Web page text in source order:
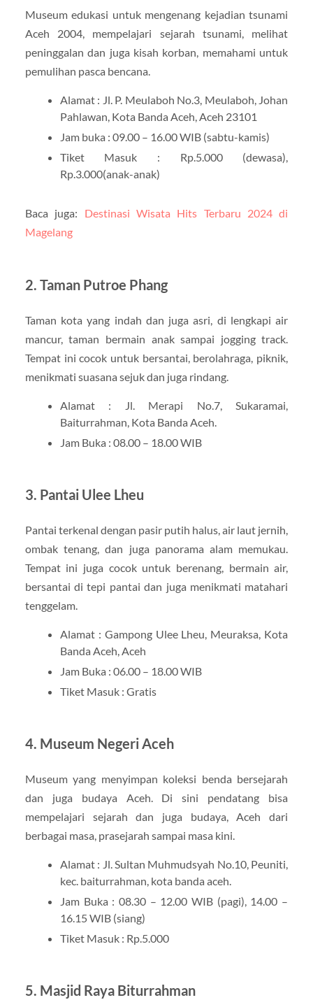
Museum edukasi untuk mengenang kejadian tsunami
Aceh 2004, mempelajari sejarah tsunami, melihat
peninggalan dan juga kisah korban, memahami untuk
pemulihan pasca bencana.
Alamat : Jl. P. Meulaboh No.3, Meulaboh, Johan
Pahlawan, Kota Banda Aceh, Aceh 23101
Jam buka : 09.00 – 16.00 WIB (sabtu-kamis)
Tiket Masuk : Rp.5.000 (dewasa),
Rp.3.000(anak-anak)
Baca juga: Destinasi Wisata Hits Terbaru 2024 di
Magelang
2. Taman Putroe Phang
Taman kota yang indah dan juga asri, di lengkapi air
mancur, taman bermain anak sampai jogging track.
Tempat ini cocok untuk bersantai, berolahraga, piknik,
menikmati suasana sejuk dan juga rindang.
Alamat : Jl. Merapi No.7, Sukaramai,
Baiturrahman, Kota Banda Aceh.
Jam Buka : 08.00 – 18.00 WIB
3. Pantai Ulee Lheu
Pantai terkenal dengan pasir putih halus, air laut jernih,
ombak tenang, dan juga panorama alam memukau.
Tempat ini juga cocok untuk berenang, bermain air,
bersantai di tepi pantai dan juga menikmati matahari
tenggelam.
Alamat : Gampong Ulee Lheu, Meuraksa, Kota
Banda Aceh, Aceh
Jam Buka : 06.00 – 18.00 WIB
Tiket Masuk : Gratis
4. Museum Negeri Aceh
Museum yang menyimpan koleksi benda bersejarah
dan juga budaya Aceh. Di sini pendatang bisa
mempelajari sejarah dan juga budaya, Aceh dari
berbagai masa, prasejarah sampai masa kini.
Alamat : Jl. Sultan Muhmudsyah No.10, Peuniti,
kec. baiturrahman, kota banda aceh.
Jam Buka : 08.30 – 12.00 WIB (pagi), 14.00 –
16.15 WIB (siang)
Tiket Masuk : Rp.5.000
5. Masjid Raya Biturrahman